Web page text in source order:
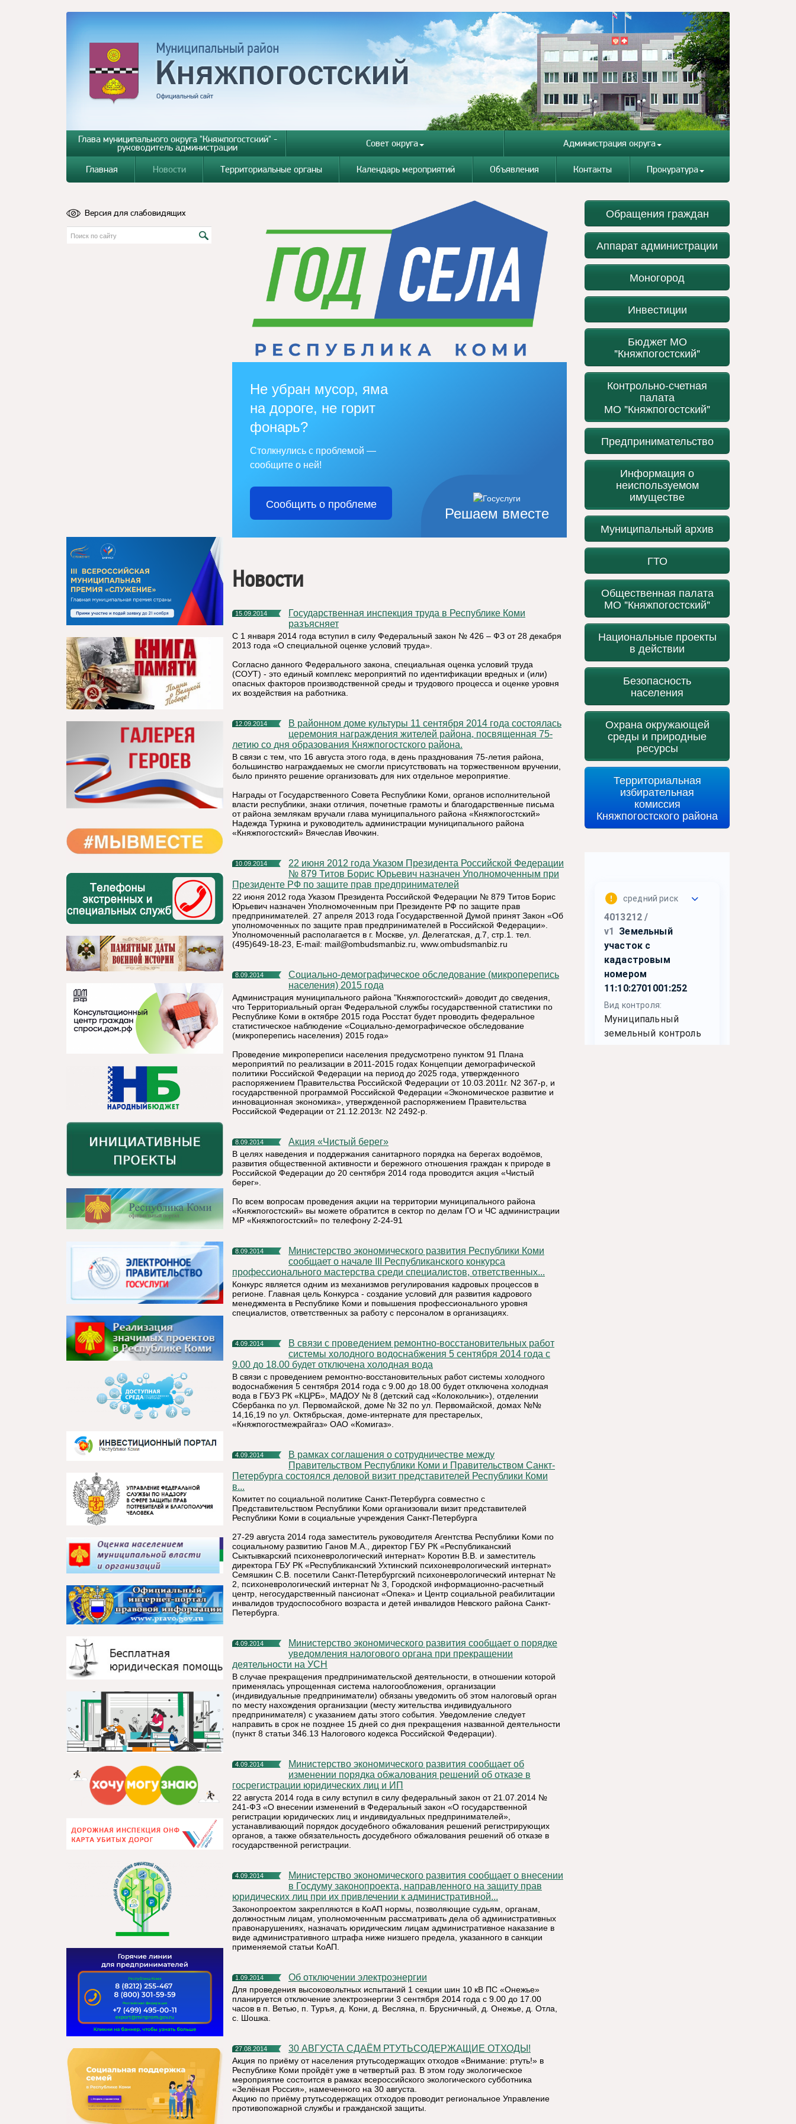
Глава муниципального округа "Княжпогостский" -
руководитель администрации Совет округа Администрация округа
Главная Новости Территориальные органы Календарь мероприятий Объявления Контакты Прокуратура
Версия для слабовидящих
Решаем вместе
Не убран мусор, яма
на дороге, не горит
фонарь?
Столкнулись с проблемой —
сообщите о ней!
Сообщить о проблеме
Новости
15.09.2014
Государственная инспекция труда в Республике Коми
разъясняет
С 1 января 2014 года вступил в силу Федеральный закон № 426 – ФЗ от 28 декабря
2013 года «О специальной оценке условий труда».
Согласно данного Федерального закона, специальная оценка условий труда
(СОУТ) - это единый комплекс мероприятий по идентификации вредных и (или)
опасных факторов производственной среды и трудового процесса и оценке уровня
их воздействия на работника.
12.09.2014
В районном доме культуры 11 сентября 2014 года состоялась
церемония награждения жителей района, посвященная 75-
летию со дня образования Княжпогостского района.
В связи с тем, что 16 августа этого года, в день празднования 75-летия района,
большинство награждаемых не смогли присутствовать на торжественном вручении,
было принято решение организовать для них отдельное мероприятие.
Награды от Государственного Совета Республики Коми, органов исполнительной
власти республики, знаки отличия, почетные грамоты и благодарственные письма
от района землякам вручали глава муниципального района «Княжпогостский»
Надежда Туркина и руководитель администрации муниципального района
«Княжпогостский» Вячеслав Ивочкин.
10.09.2014
22 июня 2012 года Указом Президента Российской Федерации
№ 879 Титов Борис Юрьевич назначен Уполномоченным при
Президенте РФ по защите прав предпринимателей
22 июня 2012 года Указом Президента Российской Федерации № 879 Титов Борис
Юрьевич назначен Уполномоченным при Президенте РФ по защите прав
предпринимателей. 27 апреля 2013 года Государственной Думой принят Закон «Об
уполномоченных по защите прав предпринимателей в Российской Федерации».
Уполномоченный располагается в г. Москве, ул. Делегатская, д.7, стр.1. тел.
(495)649-18-23, E-mail: mail@ombudsmanbiz.ru, www.ombudsmanbiz.ru
8.09.2014
Социально-демографическое обследование (микроперепись
населения) 2015 года
Администрация муниципального района "Княжпогостский» доводит до сведения,
что Территориальный орган Федеральной службы государственной статистики по
Республике Коми в октябре 2015 года Росстат будет проводить федеральное
статистическое наблюдение «Социально-демографическое обследование
(микроперепись населения) 2015 года»
Проведение микропереписи населения предусмотрено пунктом 91 Плана
мероприятий по реализации в 2011-2015 годах Концепции демографической
политики Российской Федерации на период до 2025 года, утвержденного
распоряжением Правительства Российской Федерации от 10.03.2011г. N2 3б7-р, и
государственной программой Российской Федерации «Экономическое развитие и
инновационная экономика», утвержденной распоряжением Правительства
Российской Федерации от 21.12.2013г. N2 2492-р.
8.09.2014 Акция «Чистый берег»
В целях наведения и поддержания санитарного порядка на берегах водоёмов,
развития общественной активности и бережного отношения граждан к природе в
Российской Федерации до 20 сентября 2014 года проводится акция «Чистый
берег».
По всем вопросам проведения акции на территории муниципального района
«Княжпогостский» вы можете обратится в сектор по делам ГО и ЧС администрации
МР «Княжпогостский» по телефону 2-24-91
8.09.2014
Министерство экономического развития Республики Коми
сообщает о начале III Республиканского конкурса
профессионального мастерства среди специалистов, ответственных...
Конкурс является одним из механизмов регулирования кадровых процессов в
регионе. Главная цель Конкурса - создание условий для развития кадрового
менеджмента в Республике Коми и повышения профессионального уровня
специалистов, ответственных за работу с персоналом в организациях.
4.09.2014
В связи с проведением ремонтно-восстановительных работ
системы холодного водоснабжения 5 сентября 2014 года с
9.00 до 18.00 будет отключена холодная вода
В связи с проведением ремонтно-восстановительных работ системы холодного
водоснабжения 5 сентября 2014 года с 9.00 до 18.00 будет отключена холодная
вода в ГБУЗ РК «КЦРБ», МАДОУ № 8 (детский сад «Колокольчик»), отделении
Сбербанка по ул. Первомайской, доме № 32 по ул. Первомайской, домах №№
14,16,19 по ул. Октябрьская, доме-интернате для престарелых,
«Княжпогостмежрайгаз» ОАО «Комигаз».
4.09.2014
В рамках соглашения о сотрудничестве между
Правительством Республики Коми и Правительством Санкт-
Петербурга состоялся деловой визит представителей Республики Коми
в...
Комитет по социальной политике Санкт-Петербурга совместно с
Представительством Республики Коми организовали визит представителей
Республики Коми в социальные учреждения Санкт-Петербурга
27-29 августа 2014 года заместитель руководителя Агентства Республики Коми по
социальному развитию Ганов М.А., директор ГБУ РК «Республиканский
Сыктывкарский психоневрологический интернат» Коротин В.В. и заместитель
директора ГБУ РК «Республиканский Ухтинский психоневрологический интернат»
Семяшкин С.В. посетили Санкт-Петербургский психоневрологический интернат №
2, психоневрологический интернат № 3, Городской информационно-расчетный
центр, негосударственный пансионат «Опека» и Центр социальной реабилитации
инвалидов трудоспособного возраста и детей инвалидов Невского района Санкт-
Петербурга.
4.09.2014
Министерство экономического развития сообщает о порядке
уведомления налогового органа при прекращении
деятельности на УСН
В случае прекращения предпринимательской деятельности, в отношении которой
применялась упрощенная система налогообложения, организации
(индивидуальные предприниматели) обязаны уведомить об этом налоговый орган
по месту нахождения организации (месту жительства индивидуального
предпринимателя) с указанием даты этого события. Уведомление следует
направить в срок не позднее 15 дней со дня прекращения названной деятельности
(пункт 8 статьи 346.13 Налогового кодекса Российской Федерации).
4.09.2014
Министерство экономического развития сообщает об
изменении порядка обжалования решений об отказе в
госрегистрации юридических лиц и ИП
22 августа 2014 года в силу вступил в силу федеральный закон от 21.07.2014 №
241-ФЗ «О внесении изменений в Федеральный закон «О государственной
регистрации юридических лиц и индивидуальных предпринимателей»,
устанавливающий порядок досудебного обжалования решений регистрирующих
органов, а также обязательность досудебного обжалования решений об отказе в
государственной регистрации.
4.09.2014
Министерство экономического развития сообщает о внесении
в Госдуму законопроекта, направленного на защиту прав
юридических лиц при их привлечении к административной...
Законопроектом закрепляются в КоАП нормы, позволяющие судьям, органам,
должностным лицам, уполномоченным рассматривать дела об административных
правонарушениях, назначать юридическим лицам административное наказание в
виде административного штрафа ниже низшего предела, указанного в санкции
применяемой статьи КоАП.
1.09.2014 Об отключении электроэнергии
Для проведения высоковольтных испытаний 1 секции шин 10 кВ ПС «Онежье»
планируется отключение электроэнергии 3 сентября 2014 года с 9.00 до 17.00
часов в п. Ветью, п. Туръя, д. Кони, д. Весляна, п. Брусничный, д. Онежье, д. Отла,
с. Шошка.
27.08.2014 30 АВГУСТА СДАЁМ РТУТЬСОДЕРЖАЩИЕ ОТХОДЫ!
Акция по приёму от населения ртутьсодержащих отходов «Внимание: ртуть!» в
Республике Коми пройдёт уже в четвертый раз. В этом году экологическое
мероприятие состоится в рамках всероссийского экологического субботника
«Зелёная Россия», намеченного на 30 августа.
Акцию по приёму ртутьсодержащих отходов проводит региональное Управление
противопожарной службы и гражданской защиты.
Обращения граждан
Аппарат администрации
Моногород
Инвестиции
Бюджет МО
"Княжпогостский"
Контрольно-счетная
палата
МО "Княжпогостский"
Предпринимательство
Информация о
неиспользуемом
имуществе
Муниципальный архив
ГТО
Общественная палата
МО "Княжпогостский"
Национальные проекты
в действии
Безопасность
населения
Охрана окружающей
среды и природные
ресурсы
Территориальная
избирательная
комиссия
Княжпогостского района